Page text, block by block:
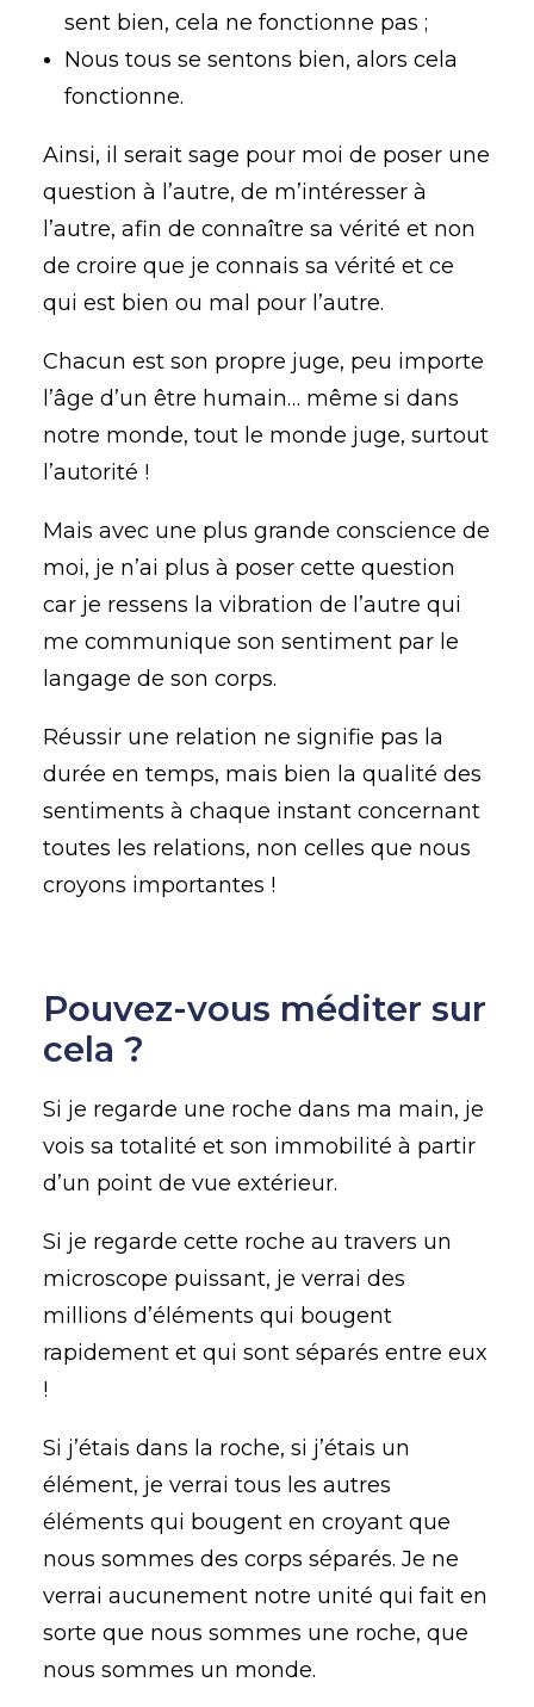
sent bien, cela ne fonctionne pas ;
Nous tous se sentons bien, alors cela
fonctionne.
Ainsi, il serait sage pour moi de poser une
question à l’autre, de m’intéresser à
l’autre, afin de connaître sa vérité et non
de croire que je connais sa vérité et ce
qui est bien ou mal pour l’autre.
Chacun est son propre juge, peu importe
l’âge d’un être humain… même si dans
notre monde, tout le monde juge, surtout
l’autorité !
Mais avec une plus grande conscience de
moi, je n’ai plus à poser cette question
car je ressens la vibration de l’autre qui
me communique son sentiment par le
langage de son corps.
Réussir une relation ne signifie pas la
durée en temps, mais bien la qualité des
sentiments à chaque instant concernant
toutes les relations, non celles que nous
croyons importantes !
Pouvez-vous méditer sur
cela ?
Si je regarde une roche dans ma main, je
vois sa totalité et son immobilité à partir
d’un point de vue extérieur.
Si je regarde cette roche au travers un
microscope puissant, je verrai des
millions d’éléments qui bougent
rapidement et qui sont séparés entre eux
!
Si j’étais dans la roche, si j’étais un
élément, je verrai tous les autres
éléments qui bougent en croyant que
nous sommes des corps séparés. Je ne
verrai aucunement notre unité qui fait en
sorte que nous sommes une roche, que
nous sommes un monde.